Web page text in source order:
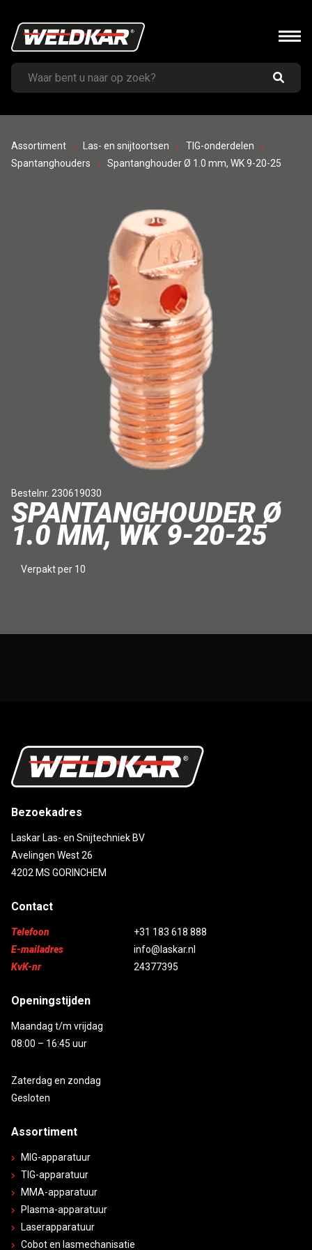
Assortiment Las- en snijtoortsen
TIG-onderdelen
Spantanghouders
Spantanghouder Ø 1.0 mm, WK 9-20-25
Bestelnr. 230619030
SPANTANGHOUDER Ø
1.0 MM, WK 9-20-25
Verpakt per 10
Bezoekadres
Laskar Las- en Snijtechniek BV
Avelingen West 26
4202 MS GORINCHEM
Contact
Telefoon
+31 183 618 888
E-mailadres
info@laskar.nl
KvK-nr
24377395
Openingstijden
Maandag t/m vrijdag
08:00 – 16:45 uur
Zaterdag en zondag
Gesloten
Assortiment
MIG-apparatuur
TIG-apparatuur
MMA-apparatuur
Plasma-apparatuur
Laserapparatuur
Cobot en lasmechanisatie